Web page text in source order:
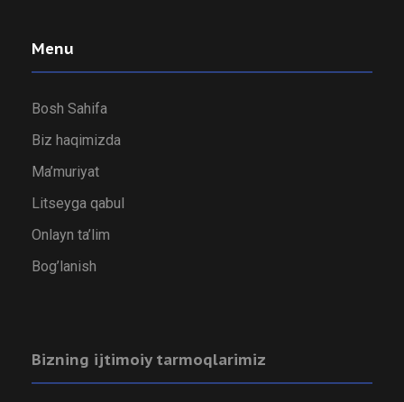
Menu
Bosh Sahifa
Biz haqimizda
Ma’muriyat
Litseyga qabul
Onlayn ta’lim
Bog’lanish
Bizning ijtimoiy tarmoqlarimiz